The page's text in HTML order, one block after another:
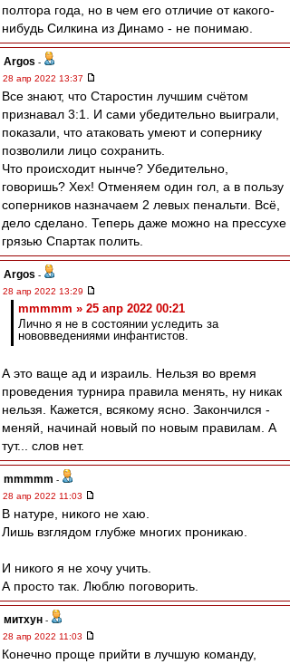
полтора года, но в чем его отличие от какого-
нибудь Силкина из Динамо - не понимаю.
Argos -
28 апр 2022 13:37
Все знают, что Старостин лучшим счётом
признавал 3:1. И сами убедительно выиграли,
показали, что атаковать умеют и сопернику
позволили лицо сохранить.
Что происходит нынче? Убедительно,
говоришь? Хех! Отменяем один гол, а в пользу
соперников назначаем 2 левых пенальти. Всё,
дело сделано. Теперь даже можно на прессухе
грязью Спартак полить.
Argos -
28 апр 2022 13:29
mmmmm » 25 апр 2022 00:21
Лично я не в состоянии уследить за
нововведениями инфантистов.
А это ваще ад и израиль. Нельзя во время
проведения турнира правила менять, ну никак
нельзя. Кажется, всякому ясно. Закончился -
меняй, начинай новый по новым правилам. А
тут... слов нет.
mmmmm -
28 апр 2022 11:03
В натуре, никого не хаю.
Лишь взглядом глубже многих проникаю.
И никого я не хочу учить.
А просто так. Люблю поговорить.
митхун -
28 апр 2022 11:03
Конечно проще прийти в лучшую команду,